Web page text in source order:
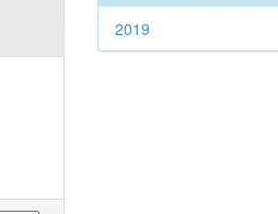
2019